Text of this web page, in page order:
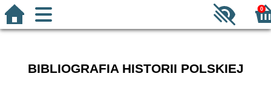
0
BIBLIOGRAFIA HISTORII POLSKIEJ